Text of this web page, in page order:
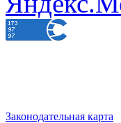
Законодательная карта